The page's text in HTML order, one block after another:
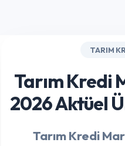
TARIM
Tarım Kredi
2026 Aktüel
Tarım Kredi